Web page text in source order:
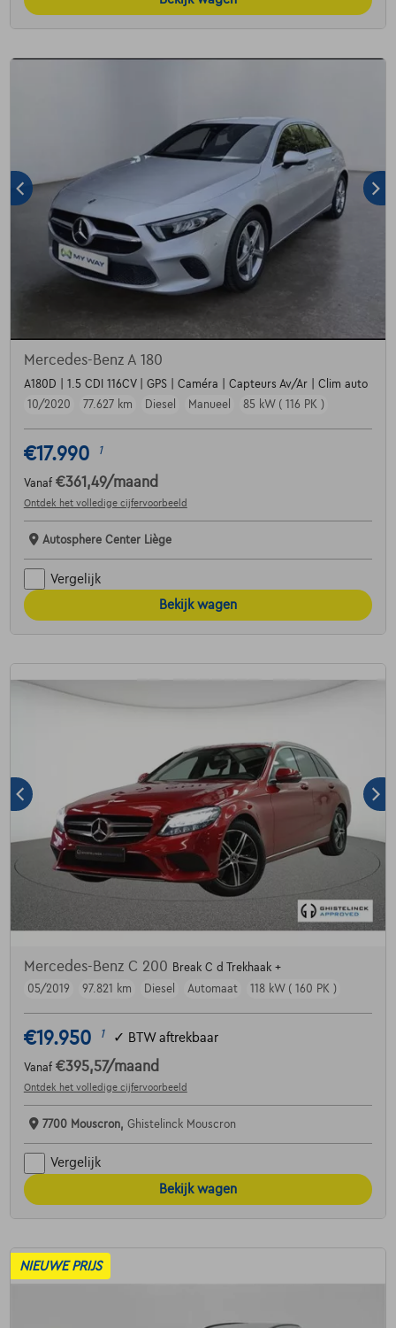
Mercedes-Benz A 180
A180D | 1.5 CDI 116CV | GPS | Caméra | Capteurs Av/Ar | Clim auto
10/2020
77.627 km Diesel Manueel 85 kW ( 116 PK )
€17.990 1
Vanaf €361,49/maand
Ontdek het volledige cijfervoorbeeld
Autosphere Center Liège
Vergelijk
Bekijk wagen
Mercedes-Benz C 200 Break C d Trekhaak +
05/2019
97.821 km Diesel Automaat 118 kW ( 160 PK )
€19.950 1 ✓ BTW aftrekbaar
Vanaf €395,57/maand
Ontdek het volledige cijfervoorbeeld
7700 Mouscron, Ghistelinck Mouscron
Vergelijk
Bekijk wagen
NIEUWE PRIJS